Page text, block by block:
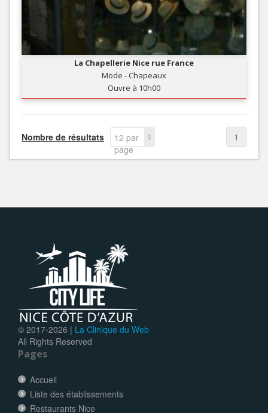
La Chapellerie Nice rue France
Mode - Chapeaux
Ouvre à 10h00
Nombre de résultats
12 par
page
1
© 2017-2026 | La Clinique du Web
All Rights Reserved
Pages
Accueil
Liste des établissements
Restaurants Nice